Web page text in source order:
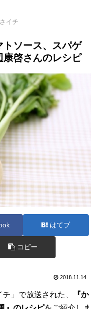
イチ
トソース、スパゲ
康啓さんのレシピ
はてブ
コピー
2018.11.14
」で放送された、
『か